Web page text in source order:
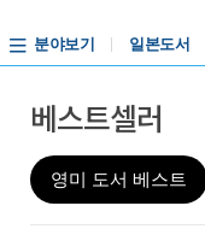
분야보기 일본도서
베스트셀러
영미 도서 베스트